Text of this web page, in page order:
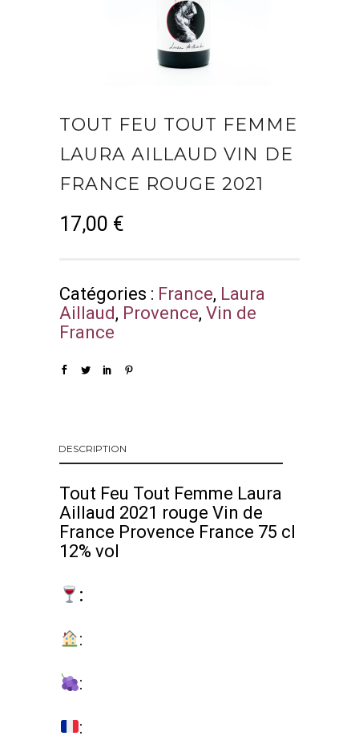
TOUT FEU TOUT FEMME
LAURA AILLAUD VIN DE
FRANCE ROUGE 2021
17,00 €
Catégories : France, Laura
Aillaud, Provence, Vin de
France
DESCRIPTION
Tout Feu Tout Femme Laura
Aillaud 2021 rouge Vin de
France Provence France 75 cl
12% vol
:
:
:
: